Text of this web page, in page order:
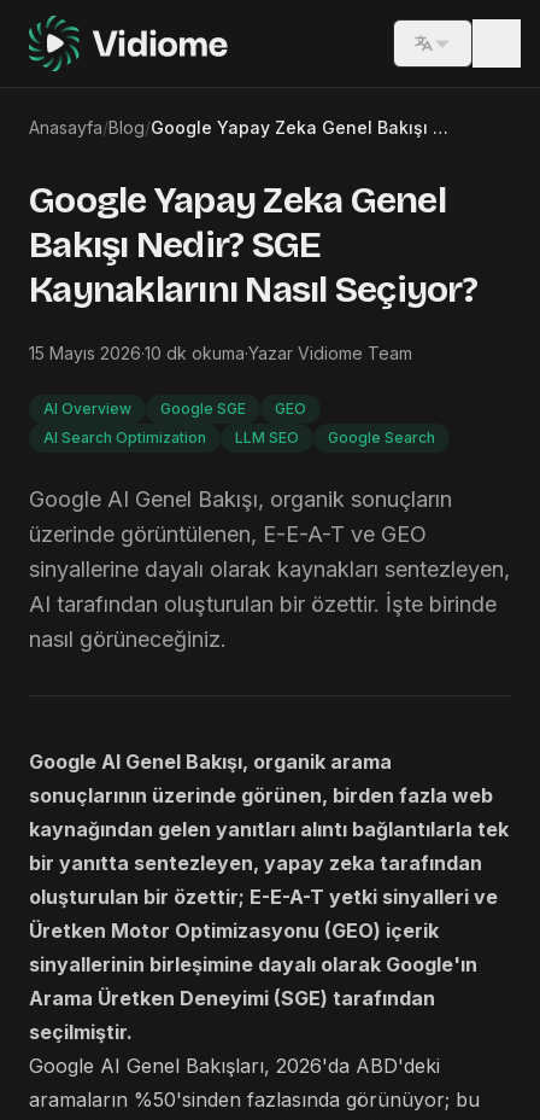
Switch
Anasayfa/Blog/ Google Yapay Zeka Genel Bakışı Nedir? SGE Kaynaklarını Nasıl Seçiyor?
Google Yapay Zeka Genel
Bakışı Nedir? SGE
Kaynaklarını Nasıl Seçiyor?
15 Mayıs 2026·10 dk okuma·Yazar Vidiome Team
AI Overview Google SGE
GEO
AI Search Optimization
LLM SEO Google Search
Google AI Genel Bakışı, organik sonuçların
üzerinde görüntülenen, E-E-A-T ve GEO
sinyallerine dayalı olarak kaynakları sentezleyen,
AI tarafından oluşturulan bir özettir. İşte birinde
nasıl görüneceğiniz.
Google AI Genel Bakışı, organik arama
sonuçlarının üzerinde görünen, birden fazla web
kaynağından gelen yanıtları alıntı bağlantılarla tek
bir yanıtta sentezleyen, yapay zeka tarafından
oluşturulan bir özettir; E-E-A-T yetki sinyalleri ve
Üretken Motor Optimizasyonu (GEO) içerik
sinyallerinin birleşimine dayalı olarak Google'ın
Arama Üretken Deneyimi (SGE) tarafından
seçilmiştir.
Google AI Genel Bakışları, 2026'da ABD'deki
aramaların %50'sinden fazlasında görünüyor; bu